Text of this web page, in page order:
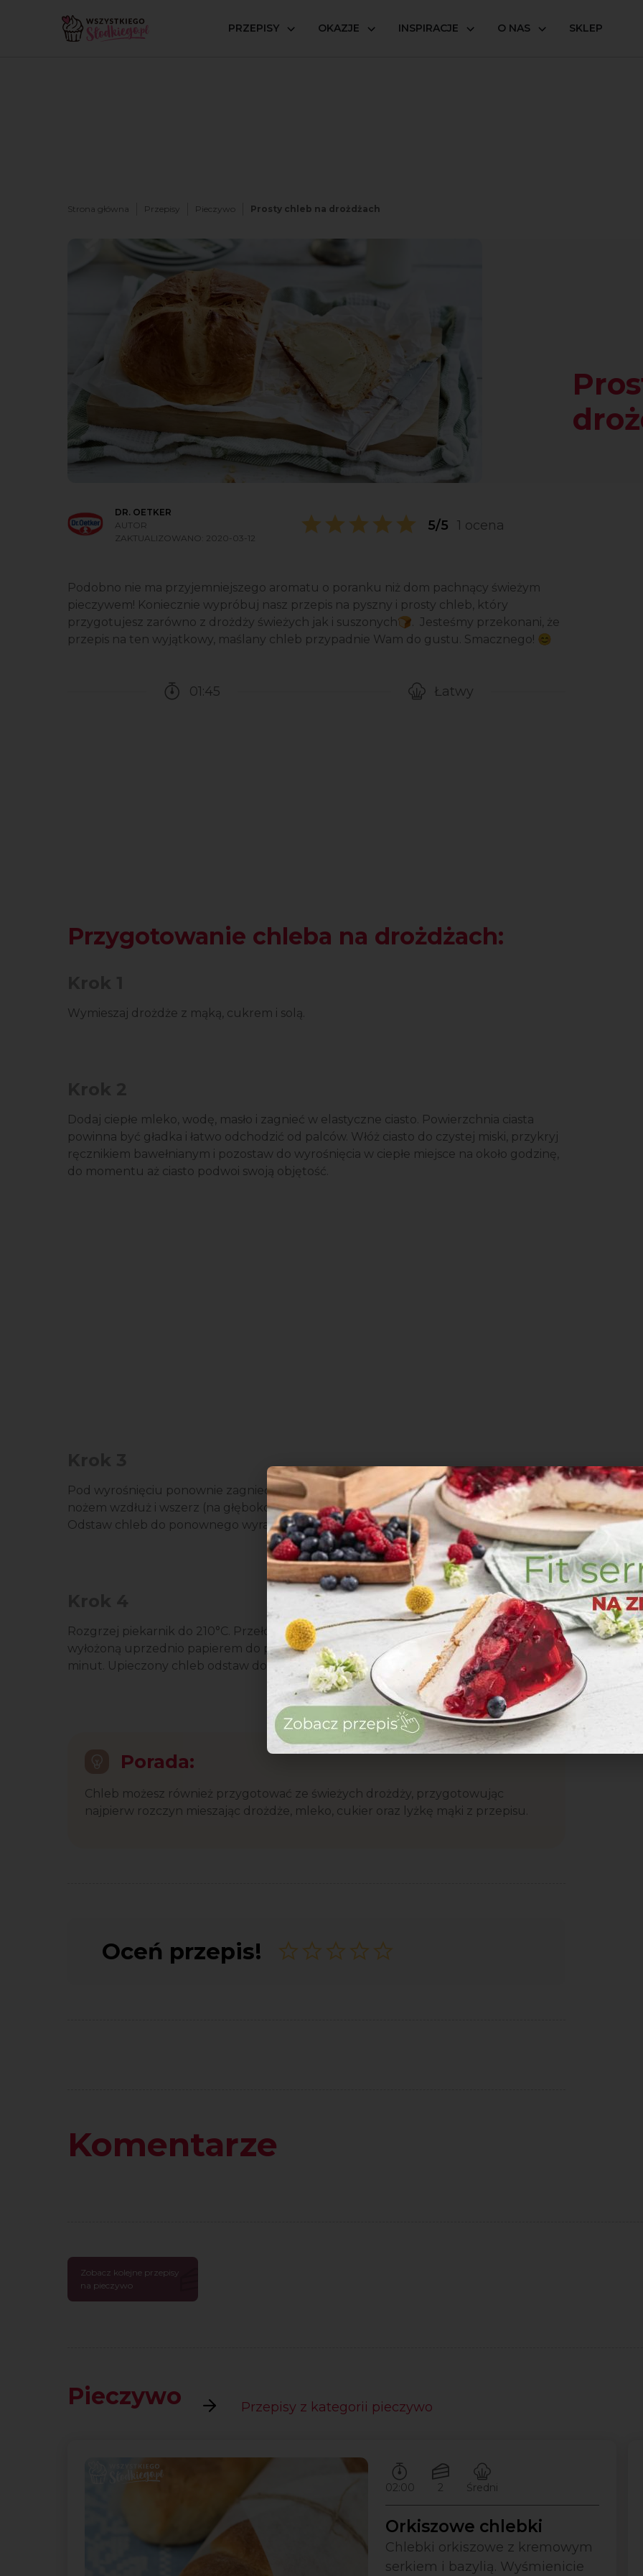
PRZEPISY OKAZJE INSPIRACJE O NAS SKLEP
Strona główna Przepisy Pieczywo Prosty chleb na drożdżach
DR. OETKER
AUTOR
ZAKTUALIZOWANO: 2020-03-12
5/5 1 ocena
Podobno nie ma przyjemniejszego aromatu o poranku niż dom pachnący świeżym
pieczywem! Koniecznie wypróbuj nasz przepis na pyszny i prosty chleb, który
przygotujesz zarówno z drożdży świeżych jak i suszonych🍞. Jesteśmy przekonani, że
przepis na ten wyjątkowy, maślany chleb przypadnie Wam do gustu. Smacznego! 😊
01:45
Łatwy
Przygotowanie chleba na drożdżach:
Wymieszaj drożdże z mąką, cukrem i solą.
Dodaj ciepłe mleko, wodę, masło i zagnieć w elastyczne ciasto. Powierzchnia ciasta
powinna być gładka i łatwo odchodzić od palców. Włóż ciasto do czystej miski, przykryj
ręcznikiem bawełnianym i pozostaw do wyrośnięcia w ciepłe miejsce na około godzinę,
do momentu aż ciasto podwoi swoją objętość.
Pod wyrośnięciu ponownie zagnieć ciasto i uformuj okrągły bochenek. Natnij chleb
nożem wzdłuż i wszerz (na głębokość ok. 5 mm). Wierzch posmaruj białkiem jaja.
Odstaw chleb do ponownego wyrastania w ciepłe miejsce na około 30 minut.
Rozgrzej piekarnik do 210°C. Przełóż ciasto na blaszkę z wyposażenia piekarnika
wyłożoną uprzednio papierem do pieczenia. Wyrośnięte ciasto piecz przez 25-30
minut. Upieczony chleb odstaw do przestudzenia.
Porada:
Chleb możesz również przygotować ze świeżych drożdży, przygotowując
najpierw rozczyn mieszając drożdże, mleko, cukier oraz lyżkę mąki z przepisu.
Oceń przepis!
Komentarze
Zobacz kolejne przepisy
na pieczywo
Pieczywo Przepisy z kategorii pieczywo
Czas przygotowywania:
02:00
Ilość porcji:
2
Poziom trudności:
Średni
Orkiszowe chlebki
Chlebki orkiszowe z kremowym
serkiem i bazylią. Wyśmienicie